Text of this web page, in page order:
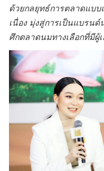
ด้วยกลยุทธ์การตลาดแบ
เนื่อง มุ่งสู่การเป็นแบรน
ศึกตลาดนมทางเลือกที่มีผู้